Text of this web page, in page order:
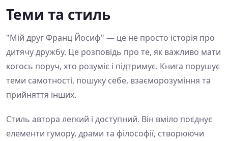
Теми та стиль
"Мій друг Франц Йосиф" — це не просто історія про
дитячу дружбу. Це розповідь про те, як важливо мати
когось поруч, хто розуміє і підтримує. Книга порушує
теми самотності, пошуку себе, взаєморозуміння та
прийняття інших.
Стиль автора легкий і доступний. Він вміло поєднує
елементи гумору, драми та філософії, створюючи